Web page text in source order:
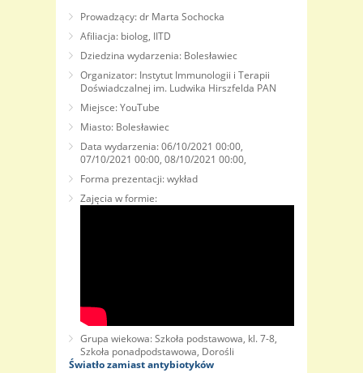
Prowadzący: dr Marta Sochocka
Afiliacja: biolog, IITD
Dziedzina wydarzenia: Bolesławiec
Organizator: Instytut Immunologii i Terapii
Doświadczalnej im. Ludwika Hirszfelda PAN
Miejsce: YouTube
Miasto: Bolesławiec
Data wydarzenia: 06/10/2021 00:00,
07/10/2021 00:00, 08/10/2021 00:00,
Forma prezentacji: wykład
Zajęcia w formie:
Grupa wiekowa: Szkoła podstawowa, kl. 7-8,
Szkoła ponadpodstawowa, Dorośli
Światło zamiast antybiotyków